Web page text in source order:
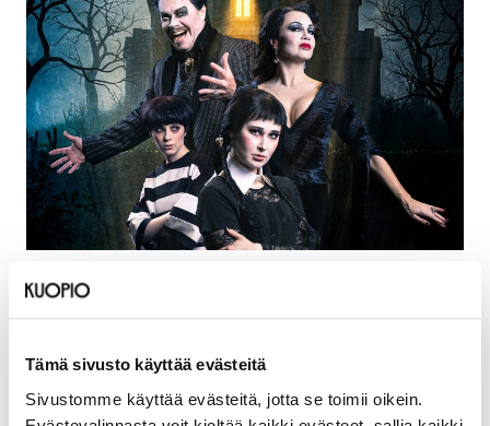
Tämä sivusto käyttää evästeitä
Sivustomme käyttää evästeitä, jotta se toimii oikein.
Päivämäärät
26.8.2026
Sijainti